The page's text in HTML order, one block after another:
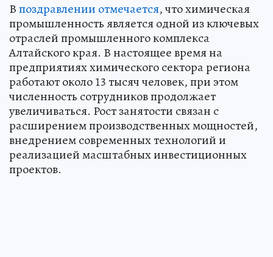
Впоздравлении отмечается, что химическая
промышленность является одной из ключевых
отраслей промышленного комплекса
Алтайского края. В настоящее время на
предприятиях химического сектора региона
работают около 13 тысяч человек, при этом
численность сотрудников продолжает
увеличиваться. Рост занятости связан с
расширением производственных мощностей,
внедрением современных технологий и
реализацией масштабных инвестиционных
проектов.